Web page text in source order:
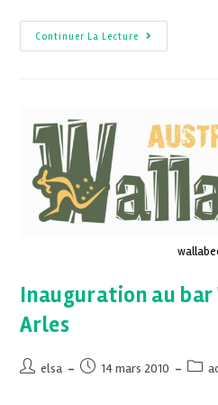
Continuer La Lecture
Inauguration au bar
Arles
elsa 14 mars 2010